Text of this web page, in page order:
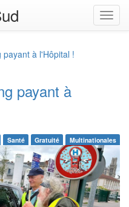
à l'Hôpital !
payant à
Santé Gratuité Multinationales